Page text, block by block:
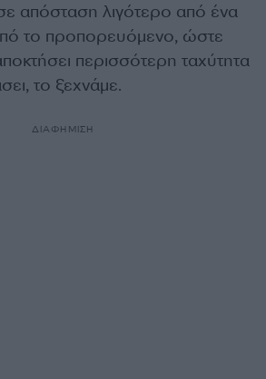
απόσταση λιγότερο από ένα
το προπορευόμενο, ώστε
περισσότερη ταχύτητα
το ξεχνάμε.
ΔΙΑΦΗΜΙΣΗ